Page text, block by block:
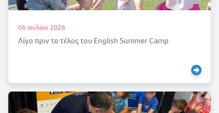
06 Ιουλίου 2026
Λίγο πριν το τέλος του English Summer Camp